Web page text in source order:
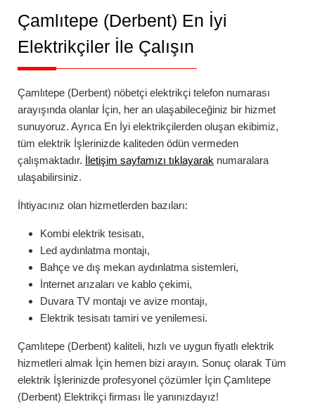
Çamlıtepe (Derbent) En İyi
Elektrikçiler İle Çalışın
Çamlıtepe (Derbent) nöbetçi elektrikçi telefon numarası
arayışında olanlar İçin, her an ulaşabileceğiniz bir hizmet
sunuyoruz. Ayrıca En İyi elektrikçilerden oluşan ekibimiz,
tüm elektrik İşlerinizde kaliteden ödün vermeden
çalışmaktadır. İletişim sayfamızı tıklayarak numaralara
ulaşabilirsiniz.
İhtiyacınız olan hizmetlerden bazıları:
Kombi elektrik tesisatı,
Led aydınlatma montajı,
Bahçe ve dış mekan aydınlatma sistemleri,
İnternet arızaları ve kablo çekimi,
Duvara TV montajı ve avize montajı,
Elektrik tesisatı tamiri ve yenilemesi.
Çamlıtepe (Derbent) kaliteli, hızlı ve uygun fiyatlı elektrik
hizmetleri almak İçin hemen bizi arayın. Sonuç olarak Tüm
elektrik İşlerinizde profesyonel çözümler İçin Çamlıtepe
(Derbent) Elektrikçi firması İle yanınızdayız!